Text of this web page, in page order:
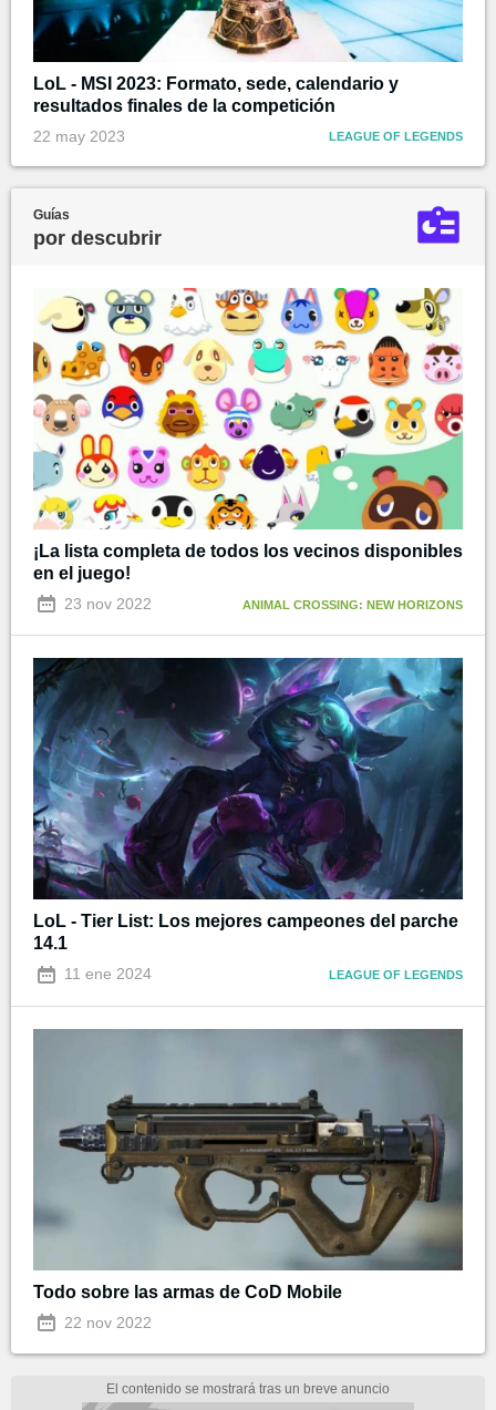
LoL - MSI 2023: Formato, sede, calendario y
resultados finales de la competición
22 may 2023 LEAGUE OF LEGENDS
Guías
por descubrir
¡La lista completa de todos los vecinos disponibles
en el juego!
23 nov 2022 ANIMAL CROSSING: NEW HORIZONS
LoL - Tier List: Los mejores campeones del parche
14.1
11 ene 2024 LEAGUE OF LEGENDS
Todo sobre las armas de CoD Mobile
22 nov 2022